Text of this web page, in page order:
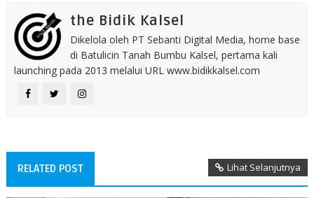
the Bidik Kalsel
Dikelola oleh PT Sebanti Digital Media, home base
di Batulicin Tanah Bumbu Kalsel, pertama kali
launching pada 2013 melalui URL www.bidikkalsel.com
RELATED POST Lihat Selanjutnya